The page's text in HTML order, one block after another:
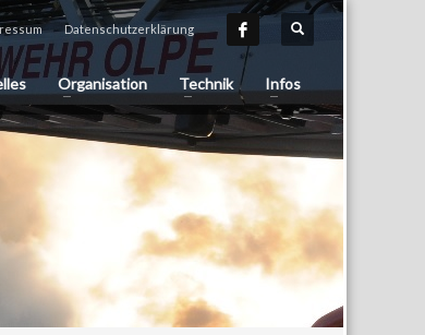
Datenschutzerklärung
Organisation Technik Infos